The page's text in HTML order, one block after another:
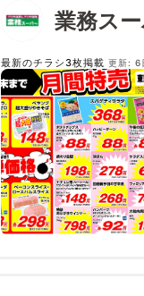
業務ス
最新のチラシ3枚掲載 更新: 6